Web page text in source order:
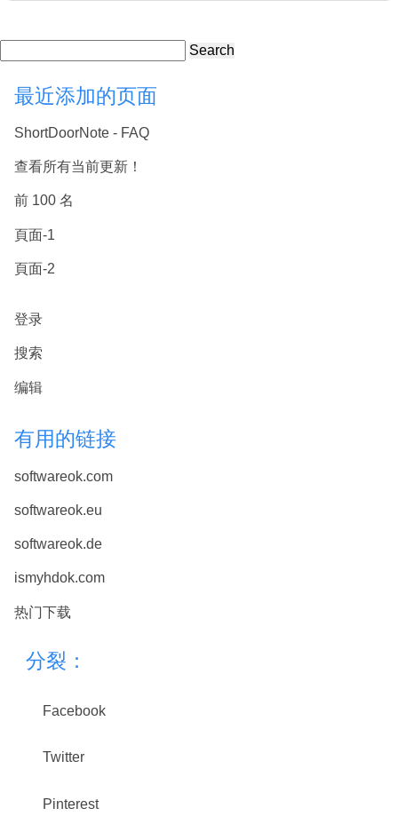
Search
最近添加的页面
ShortDoorNote - FAQ
查看所有当前更新！
前 100 名
頁面-1
頁面-2
登录
搜索
编辑
有用的链接
softwareok.com
softwareok.eu
softwareok.de
ismyhdok.com
热门下载
分裂：
Facebook
Twitter
Pinterest